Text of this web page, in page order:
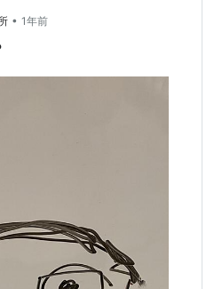
ついて述べていきたいと思い
職！ 年…
• 1年前